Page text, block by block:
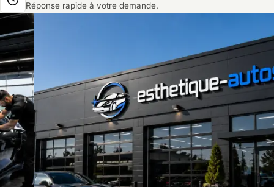
Réponse rapide à votre demande.